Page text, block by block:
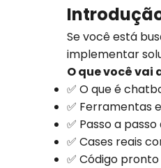
Se você está
implementar
O que você vai
✅ O que é
✅ Ferramentas
✅ Passo a
✅ Cases reais
✅ Código